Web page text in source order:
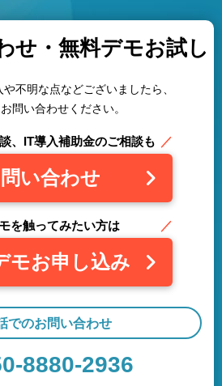
せ・ 無料デモお試し
不明な点などございましたら、
問い合わせください。
、IT導入補助金のご相談も
い合わせ
を触ってみたい方は
モお申し込み
でのお問い合わせ
8880-2936